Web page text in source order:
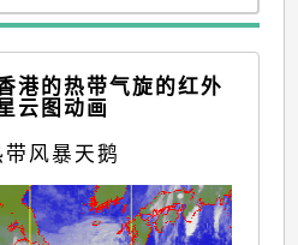
港的热带气旋的红外
云图动画
风暴天鹅